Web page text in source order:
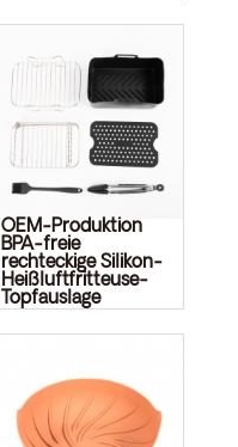
OEM-Produktion
BPA-freie
rechteckige Silikon-
Heißluftfritteuse-
Topfauslage